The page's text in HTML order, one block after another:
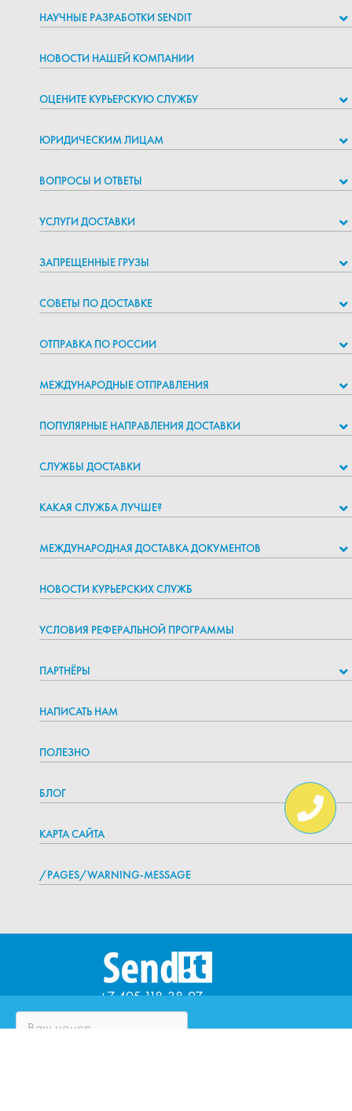
НАУЧНЫЕ РАЗРАБОТКИ SENDIT
НОВОСТИ НАШЕЙ КОМПАНИИ
ОЦЕНИТЕ КУРЬЕРСКУЮ СЛУЖБУ
ЮРИДИЧЕСКИМ ЛИЦАМ
ВОПРОСЫ И ОТВЕТЫ
УСЛУГИ ДОСТАВКИ
ЗАПРЕЩЕННЫЕ ГРУЗЫ
СОВЕТЫ ПО ДОСТАВКЕ
ОТПРАВКА ПО РОССИИ
МЕЖДУНАРОДНЫЕ ОТПРАВЛЕНИЯ
ПОПУЛЯРНЫЕ НАПРАВЛЕНИЯ ДОСТАВКИ
СЛУЖБЫ ДОСТАВКИ
КАКАЯ СЛУЖБА ЛУЧШЕ?
МЕЖДУНАРОДНАЯ ДОСТАВКА ДОКУМЕНТОВ
НОВОСТИ КУРЬЕРСКИХ СЛУЖБ
УСЛОВИЯ РЕФЕРАЛЬНОЙ ПРОГРАММЫ
ПАРТНЁРЫ
НАПИСАТЬ НАМ
ПОЛЕЗНО
БЛОГ
КАРТА САЙТА
/PAGES/WARNING-MESSAGE
+7 495 118-38-97